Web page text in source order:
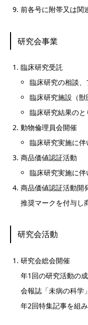
前各号に附帯又は関
研究会事業
臨床研究受託
臨床研究の相談
臨床研究施設（
臨床研究結果のと
動物倫理員会開催
臨床研究実施に伴
商品価値認証活動
臨床研究実施に伴
商品価値認証活動開
推奨マークを付与し
研究会活動
研究会総会開催
年1回の研究活動の
会報誌「未病の科学
年2回特集記事を組